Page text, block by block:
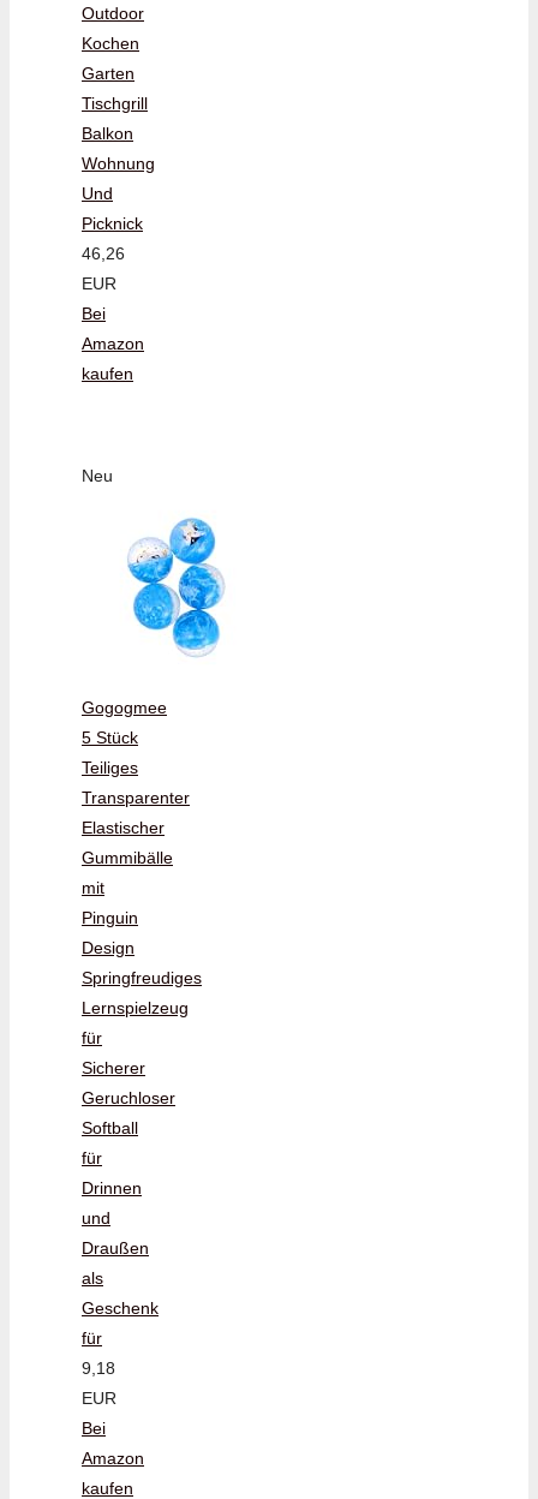
Outdoor
Kochen
Garten
Tischgrill
Balkon
Wohnung
Und
Picknick
46,26
EUR
Bei
Amazon
kaufen
Neu
Gogogmee
5 Stück
Teiliges
Transparenter
Elastischer
Gummibälle
mit
Pinguin
Design
Springfreudiges
Lernspielzeug
für
Sicherer
Geruchloser
Softball
für
Drinnen
und
Draußen
als
Geschenk
für
9,18
EUR
Bei
Amazon
kaufen